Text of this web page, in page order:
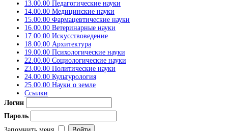
13.00.00 Педагогические науки
14.00.00 Медицинские науки
15.00.00 Фармацевтические науки
16.00.00 Ветеринарные науки
17.00.00 Искусствоведение
18.00.00 Архитектура
19.00.00 Психологические науки
22.00.00 Социологические науки
23.00.00 Политические науки
24.00.00 Культурология
25.00.00 Науки о земле
Ссылки
Логин
Пароль